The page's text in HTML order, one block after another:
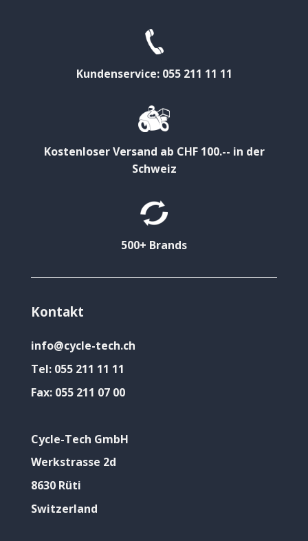
Kundenservice: 055 211 11 11
Kostenloser Versand ab CHF 100.-- in der
Schweiz
500+ Brands
Kontakt
info@cycle-tech.ch
Tel: 055 211 11 11
Fax: 055 211 07 00
Cycle-Tech GmbH
Werkstrasse 2d
8630 Rüti
Switzerland